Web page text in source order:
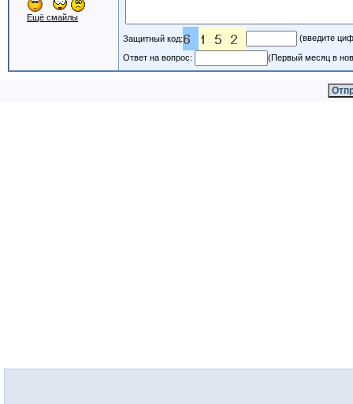
Ещё смайлы
Защитный код: (введите
Ответ на вопрос: (Первый месяц в